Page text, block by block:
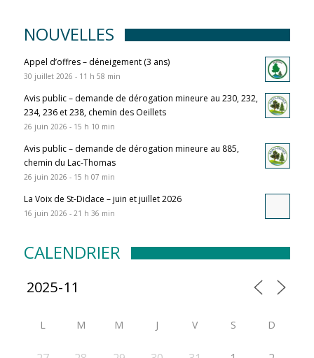
NOUVELLES
Appel d’offres – déneigement (3 ans)
30 juillet 2026 - 11 h 58 min
Avis public – demande de dérogation mineure au 230, 232,
234, 236 et 238, chemin des Oeillets
26 juin 2026 - 15 h 10 min
Avis public – demande de dérogation mineure au 885,
chemin du Lac-Thomas
26 juin 2026 - 15 h 07 min
La Voix de St-Didace – juin et juillet 2026
16 juin 2026 - 21 h 36 min
CALENDRIER
L M M J V S D